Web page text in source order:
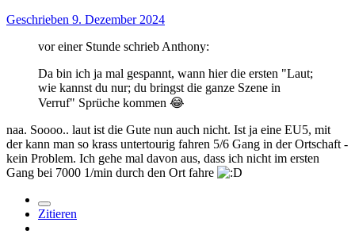
Geschrieben 9. Dezember 2024
vor einer Stunde schrieb Anthony:
Da bin ich ja mal gespannt, wann hier die ersten "Laut;
wie kannst du nur; du bringst die ganze Szene in
Verruf" Sprüche kommen 😂
naa. Soooo.. laut ist die Gute nun auch nicht. Ist ja eine EU5, mit
der kann man so krass untertourig fahren 5/6 Gang in der Ortschaft -
kein Problem. Ich gehe mal davon aus, dass ich nicht im ersten
Gang bei 7000 1/min durch den Ort fahre
Zitieren